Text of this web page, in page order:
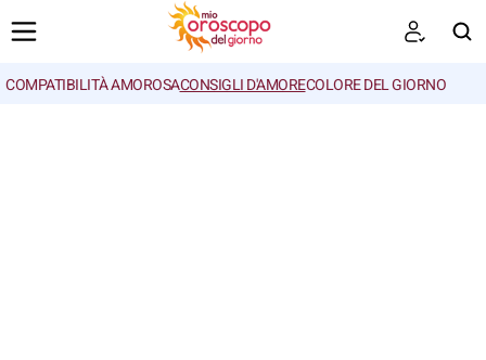
COMPATIBILITÀ AMOROSACONSIGLI D'AMORECOLORE DEL GIORNO